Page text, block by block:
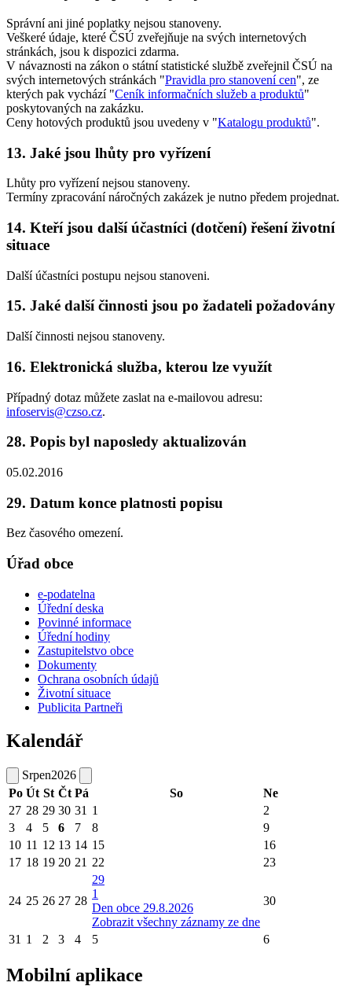
Správní ani jiné poplatky nejsou stanoveny.
Veškeré údaje, které ČSÚ zveřejňuje na svých internetových
stránkách, jsou k dispozici zdarma.
V návaznosti na zákon o státní statistické službě zveřejnil ČSÚ na
svých internetových stránkách "Pravidla pro stanovení cen", ze
kterých pak vychází "Ceník informačních služeb a produktů"
poskytovaných na zakázku.
Ceny hotových produktů jsou uvedeny v "Katalogu produktů".
13. Jaké jsou lhůty pro vyřízení
Lhůty pro vyřízení nejsou stanoveny.
Termíny zpracování náročných zakázek je nutno předem projednat.
14. Kteří jsou další účastníci (dotčení) řešení životní
situace
Další účastníci postupu nejsou stanoveni.
15. Jaké další činnosti jsou po žadateli požadovány
Další činnosti nejsou stanoveny.
16. Elektronická služba, kterou lze využít
Případný dotaz můžete zaslat na e-mailovou adresu:
infoservis@czso.cz.
28. Popis byl naposledy aktualizován
05.02.2016
29. Datum konce platnosti popisu
Bez časového omezení.
Úřad obce
e-podatelna
Úřední deska
Povinné informace
Úřední hodiny
Zastupitelstvo obce
Dokumenty
Ochrana osobních údajů
Životní situace
Publicita Partneři
Kalendář
Srpen2026
Po Út St Čt Pá So
Ne
27 28 29 30 31 1
2
3
4 5 6 7 8
9
10 11 12 13 14 15
16
17 18 19 20 21 22 23
24 25 26 27 28
29
1
Den obce 29.8.2026
Zobrazit všechny záznamy ze dne
30
31 1 2 3 4 5 6
Mobilní aplikace